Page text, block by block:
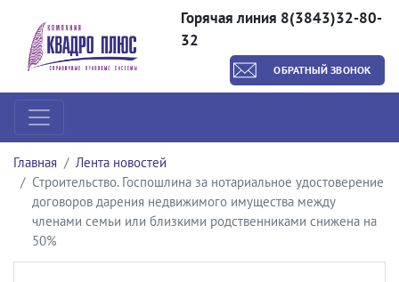
Горячая линия 8(3843)32-80-
32
ОБРАТНЫЙ ЗВОНОК
Главная
Лента новостей
Строительство. Госпошлина за нотариальное удостоверение
договоров дарения недвижимого имущества между
членами семьи или близкими родственниками снижена на
50%